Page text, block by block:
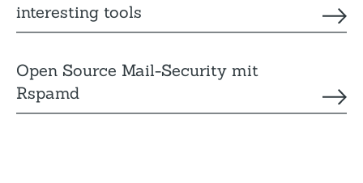
interesting tools
Open Source Mail-Security mit
Rspamd